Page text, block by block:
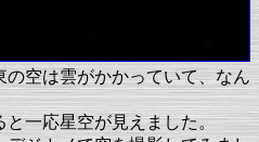
空は雲がかかっていて、なん
一応星空が見えました。